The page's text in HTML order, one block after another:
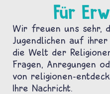
Für
Wir freuen uns sehr,
Jugendlichen auf
die Welt der
Fragen, Anregungen
von religionen-
Ihre Nachricht.